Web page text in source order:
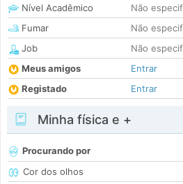
Nível Acadêmico
Não
Fumar
Não
Job
Não
Meus amigos
Entrar
Registado
Entrar
Minha física e +
Procurando por
Cor dos olhos